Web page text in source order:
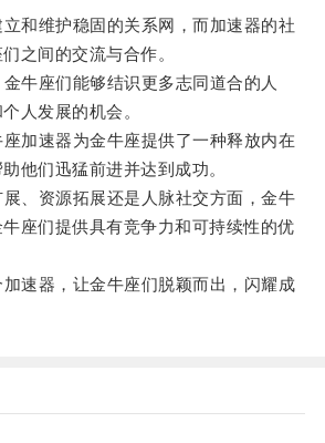
维护稳固的关系网，而加速器的社
之间的交流与合作。
座们能够结识更多志同道合的人
人发展的机会。
速器为金牛座提供了一种释放内在
他们迅猛前进并达到成功。
资源拓展还是人脉社交方面，金牛
座们提供具有竞争力和可持续性的优
器，让金牛座们脱颖而出，闪耀成